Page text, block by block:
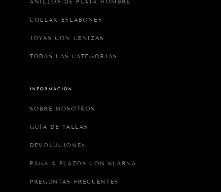
ANILLOS DE PLATA HOMBRE
COLLAR ESLABONES
JOYAS CON CENIZAS
TODAS LAS CATEGORIAS
INFORMACIÓN
SOBRE NOSOTROS
GUÍA DE TALLAS
DEVOLUCIONES
PAGA A PLAZOS CON KLARNA
PREGUNTAS FRECUENTES